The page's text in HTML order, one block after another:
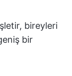
bireyleri
bir